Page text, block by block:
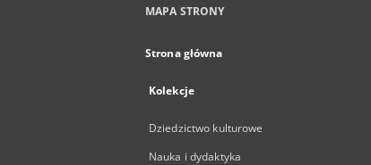
MAPA STRONY
Strona główna
Kolekcje
Dziedzictwo kulturowe
Nauka i dydaktyka